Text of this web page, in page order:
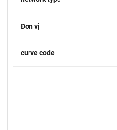
Đơn vị
curve code